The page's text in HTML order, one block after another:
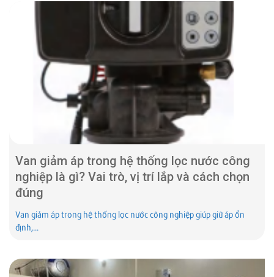
Van giảm áp trong hệ thống lọc nước công
nghiệp là gì? Vai trò, vị trí lắp và cách chọn
đúng
Van giảm áp trong hệ thống lọc nước công nghiệp giúp giữ áp ổn
định,...